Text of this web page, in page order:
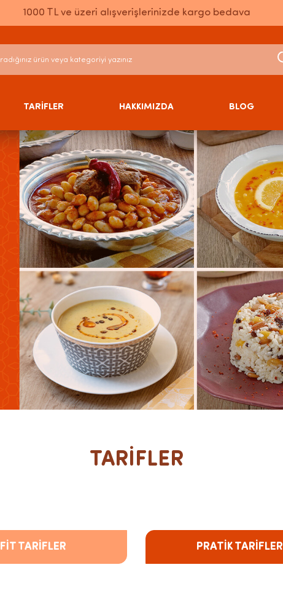
1000 TL ve üzeri alışverişlerinizde kargo bedava
TARİFLER HAKKIMIZDA BLOG
TARİFLER
FİT TARİFLER PRATİK TARİFLER